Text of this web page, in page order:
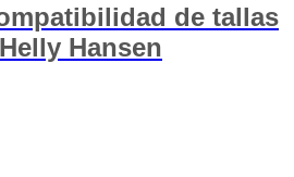
de tallas
Hansen